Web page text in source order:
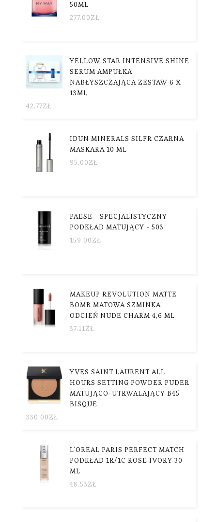
50ML
277.00ZŁ
YELLOW STAR INTENSIVE SHINE
SERUM AMPUŁKA
NABŁYSZCZAJĄCA ZESTAW 6 X
13ML
42.77ZŁ
IDUN MINERALS SILFR CZARNA
MASKARA 10 ML
95.00ZŁ
PAESE - SPECJALISTYCZNY
PODKŁAD MATUJĄCY - 503
159.00ZŁ
MAKEUP REVOLUTION MATTE
BOMB MATOWA SZMINKA
ODCIEŃ NUDE CHARM 4,6 ML
37.11ZŁ
YVES SAINT LAURENT ALL
HOURS SETTING POWDER PUDER
MATUJĄCO-UTRWALAJĄCY B45
BISQUE
330.00ZŁ
L'OREAL PARIS PERFECT MATCH
PODKŁAD 1R/1C ROSE IVORY 30
ML
48.53ZŁ